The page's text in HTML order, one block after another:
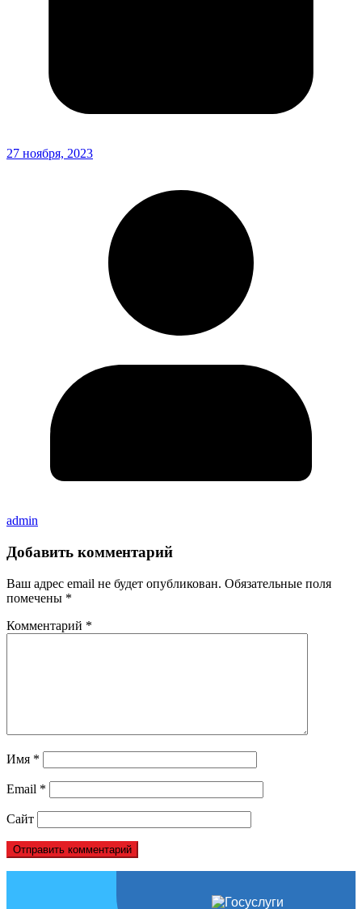
27 ноября, 2023
admin
Добавить комментарий
Ваш адрес email не будет опубликован. Обязательные поля
помечены *
Комментарий *
Имя *
Email *
Сайт